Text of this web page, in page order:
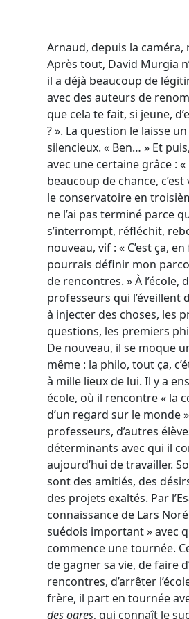
Arnaud, depuis la caméra,
Après tout, David Murgia
il a déjà beaucoup de
avec des auteurs de
que cela te fait, si jeune,
? ». La question le laisse
silencieux. « Ben… » Et
avec une certaine grâce : «
beaucoup de chance, c’est
le conservatoire en
ne l’ai pas terminé parce
s’interrompt, réfléchit,
nouveau, vif : « C’est ça,
pourrais définir mon
de rencontres. » À l’école,
professeurs qui l’éveillent
à injecter des choses, les
questions, les premiers
De nouveau, il se moque
même : la philo, tout ça,
à mille lieux de lui. Il y a
école, où il rencontre « la
d’un regard sur le monde
professeurs, d’autres
déterminants avec qui il
aujourd’hui de travailler.
sont des amitiés, des
des projets exaltés. Par
connaissance de Lars
suédois important » avec
commence une tournée.
de gagner sa vie, de faire
rencontres, d’arrêter
frère, il part en tournée
des ogres, qui connaît le